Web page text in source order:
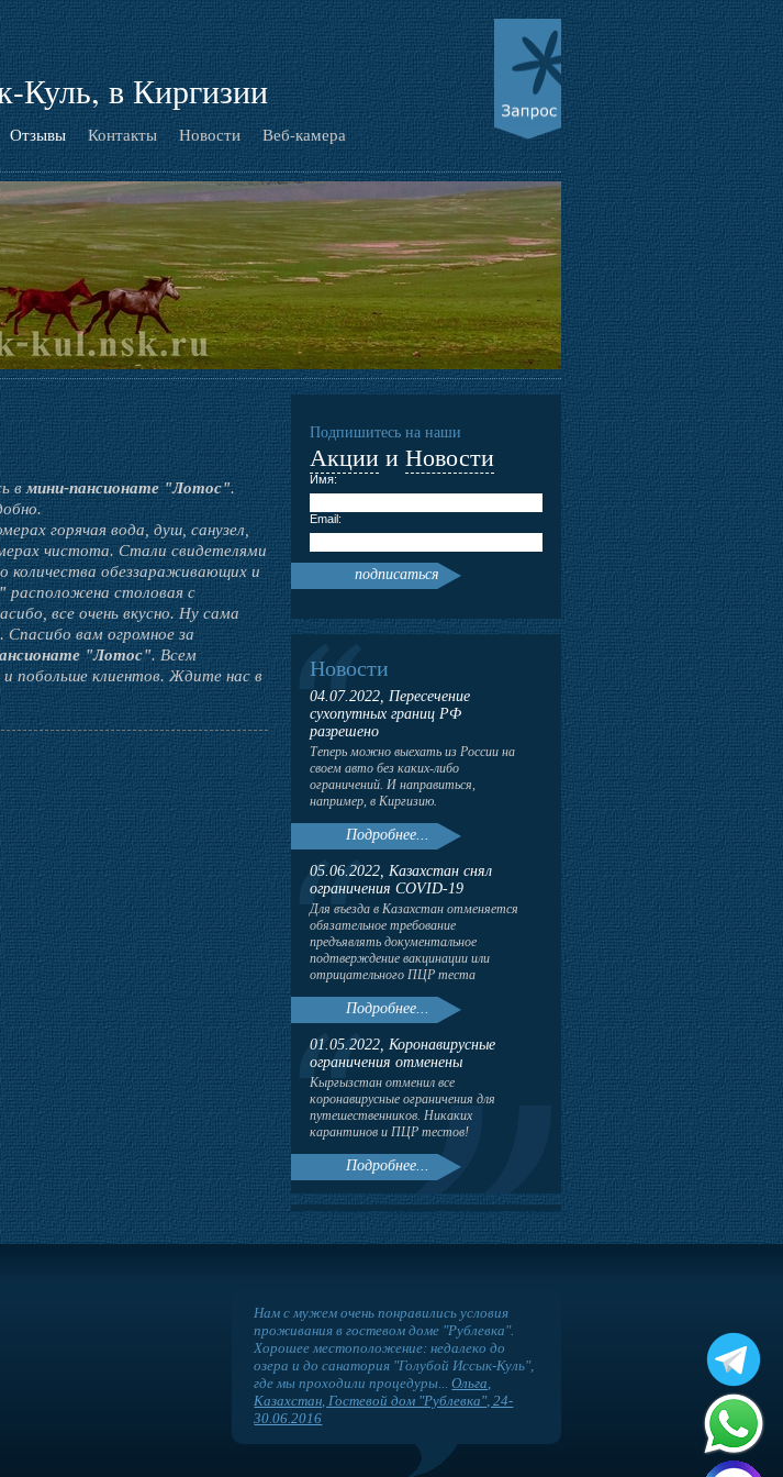
Куль, в Киргизии
Отзывы Контакты Новости Веб-камера
вмини-пансионате "Лотос".
горячая вода, душ, санузел,
чистота. Стали свидетелями
количества обеззараживающих и
расположена столовая с
все очень вкусно. Ну сама
вам огромное за
"Лотос". Всем
побольше клиентов. Ждите нас в
Подпишитесь на наши
Акциии Новости
Имя:
Email:
подписаться
Новости
04.07.2022, Пересечение
сухопутных границ РФ
разрешено
Теперь можно выехать из России на
своем авто без каких-либо
ограничений. И направиться,
например, в Киргизию.
Подробнее...
05.06.2022, Казахстан снял
ограничения COVID-19
Для въезда в Казахстан отменяется
обязательное требование
предъявлять документальное
подтверждение вакцинации или
отрицательного ПЦР теста
Подробнее...
01.05.2022, Коронавирусные
ограничения отменены
Кыргызстан отменил все
коронавирусные ограничения для
путешественников. Никаких
карантинов и ПЦР тестов!
Подробнее...
Нам с мужем очень понравились условия
проживания в гостевом доме "Рублевка".
Хорошее местоположение: недалеко до
озера и до санатория "Голубой Иссык-Куль",
где мы проходили процедуры...Ольга,
Казахстан, Гостевой дом "Рублевка", 24-
30.06.2016